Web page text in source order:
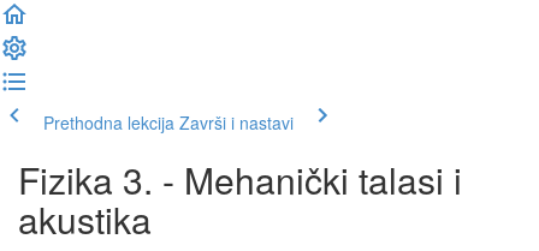
Prethodna lekcija Završi i nastavi
Fizika 3. - Mehanički talasi i
akustika